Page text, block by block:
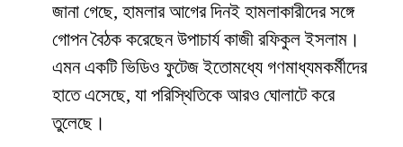
জানা গেছে, হামলার আগের দিনই হামলাকারীদের সঙ্গে
গোপন বৈঠক করেছেন উপাচার্য কাজী রফিকুল ইসলাম।
এমন একটি ভিডিও ফুটেজ ইতোমধ্যে গণমাধ্যমকর্মীদের
হাতে এসেছে, যা পরিস্থিতিকে আরও ঘোলাটে করে
তুলেছে।